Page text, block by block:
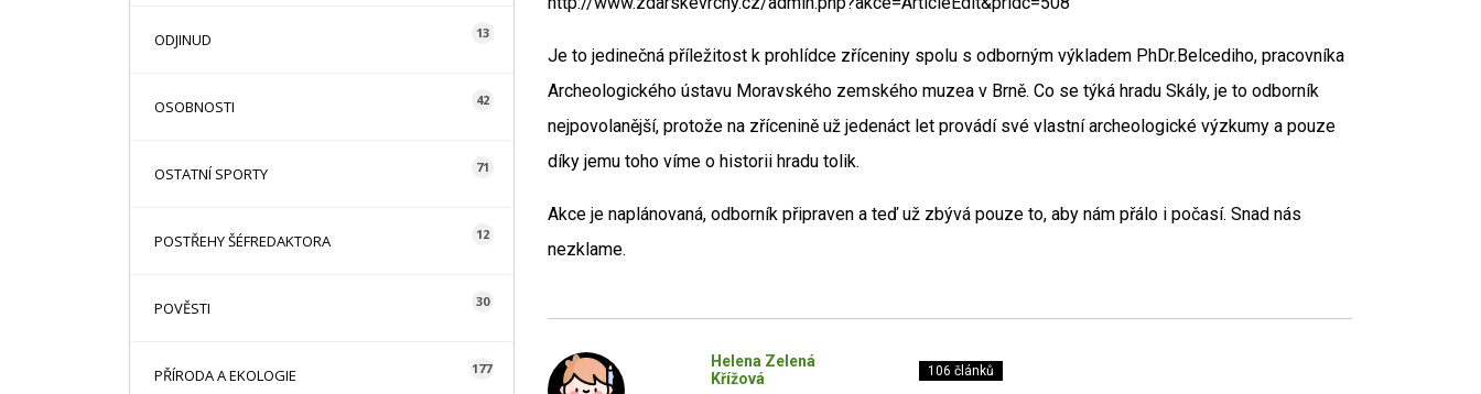
ODJINUD 13
OSOBNOSTI 42
OSTATNÍ SPORTY 71
POSTŘEHY ŠÉFREDAKTORA 12
POVĚSTI 30
PŘÍRODA A EKOLOGIE 177
Je to jedinečná příležitost k prohlídce zříceniny spolu s odborným výkladem PhDr.Belcediho, pracovníka
Archeologického ústavu Moravského zemského muzea v Brně. Co se týká hradu Skály, je to odborník
nejpovolanější, protože na zřícenině už jedenáct let provádí své vlastní archeologické výzkumy a pouze
díky jemu toho víme o historii hradu tolik.
Akce je naplánovaná, odborník připraven a teď už zbývá pouze to, aby nám přálo i počasí. Snad nás
nezklame.
Helena Zelená
Křížová
106 článků